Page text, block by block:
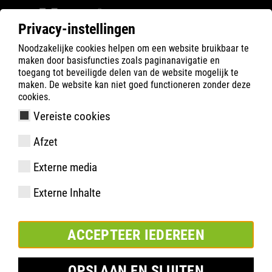
Privacy-instellingen
Noodzakelijke cookies helpen om een website bruikbaar te
maken door basisfuncties zoals paginanavigatie en
toegang tot beveiligde delen van de website mogelijk te
maken. De website kan niet goed functioneren zonder deze
cookies.
Vereiste cookies
Afzet
Externe media
Externe Inhalte
ACCEPTEER IEDEREEN
ATLAS Product zoeken
Filter
Flash 1600 | ESD